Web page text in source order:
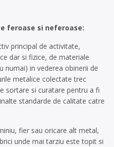
feroase si neferoase:
principal de activitate,
dar si fizice, de materiale
numai) in vederea obinerii de
metalice colectate trec
sortare si curatare pentru a fi
standarde de calitate catre
fier sau oricare alt metal,
unde mai tarziu este topit si